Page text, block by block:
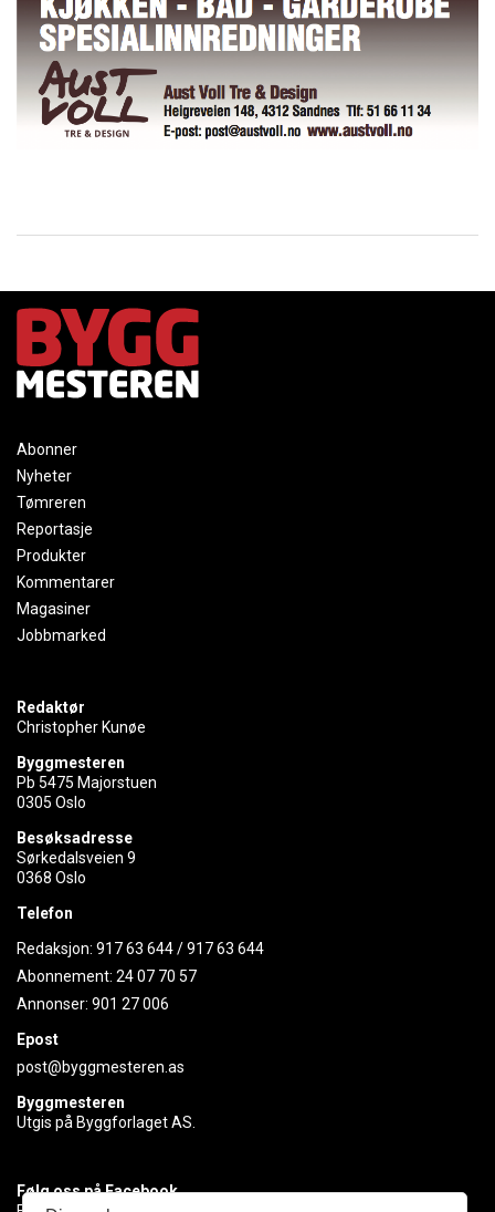
Abonner
Nyheter
Tømreren
Reportasje
Produkter
Kommentarer
Magasiner
Jobbmarked
Redaktør
Christopher Kunøe
Byggmesteren
Pb 5475 Majorstuen
0305 Oslo
Besøksadresse
Sørkedalsveien 9
0368 Oslo
Telefon
Redaksjon: 917 63 644/917 63 644
Abonnement: 24 07 70 57
Annonser: 901 27 006
Epost
post@byggmesteren.as
Byggmesteren
Utgis på Byggforlaget AS.
Følg oss på Facebook